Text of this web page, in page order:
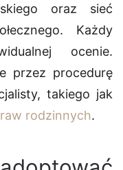
oraz sieć
Każdy
ocenie.
przez procedurę
takiego jak
rodzinnych.